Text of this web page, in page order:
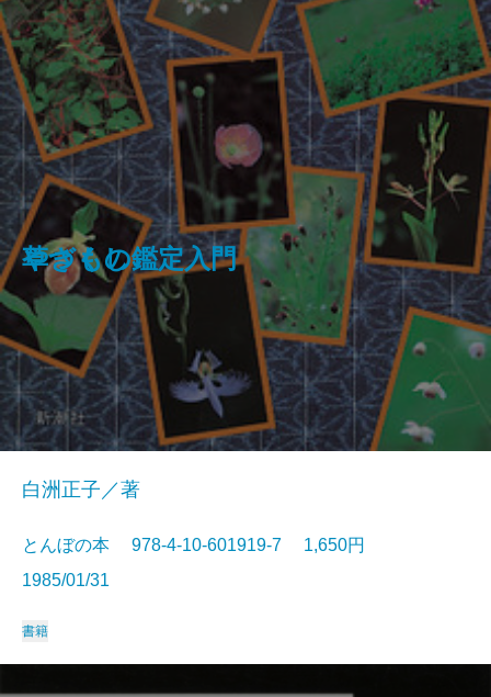
フランス革命の女たち
草づくし
白洲正子／著
とんぼの本 978-4-10-601919-7 1,650円
1985/01/31
書籍
やきもの鑑定入門